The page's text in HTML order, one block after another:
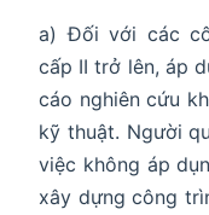
a) Đối với các
cấp II trở lên, áp
cáo nghiên cứu
kỹ thuật. Người
việc không áp
xây dựng công